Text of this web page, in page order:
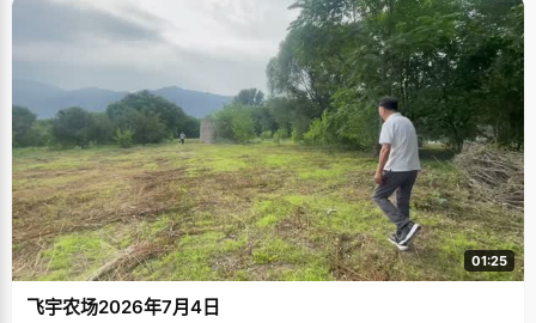
01:25
飞宇农场2026年7月4日